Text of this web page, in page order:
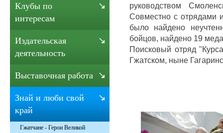
руководством
Совместно с отрядами
было найдено
бойцов, найдено 19
Поисковый отряд
Гжатском, ныне
Клубы по
интересам
Издательская
деятельность
Выставочная работа
Знай и люби свой
край
Гжатчане - Герои Великой